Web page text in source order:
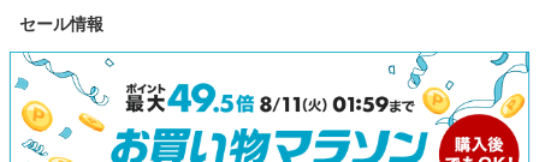
誕生日
無料 おかず 惣菜 お弁当 非常
UPS機能 ア
ジャクリ
セール情報